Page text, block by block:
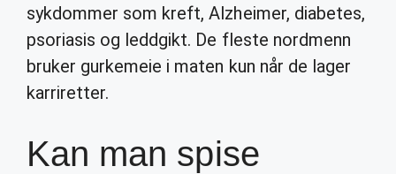
sykdommer som kreft, Alzheimer, diabetes,
psoriasis og leddgikt. De fleste nordmenn
bruker gurkemeie i maten kun når de lager
karriretter.
Kan man spise